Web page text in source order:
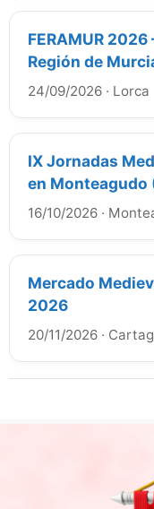
FERAMUR
Región de
24/09/2026 · Lorca
IX Jornadas
en
16/10/2026 ·
Mercado
2026
20/11/2026 ·